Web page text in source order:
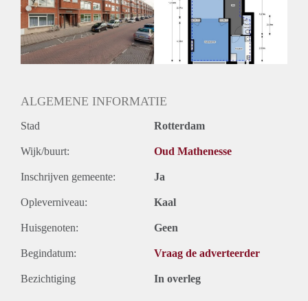
Huurtermijn
Onbepaalde termijn
Oplevering
Kaal
ALGEMENE INFORMATIE
Stad Rotterdam
Wijk/buurt: Oud Mathenesse
Inschrijven gemeente: Ja
Opleverniveau: Kaal
Huisgenoten: Geen
Begindatum: Vraag de adverteerder
Bezichtiging In overleg